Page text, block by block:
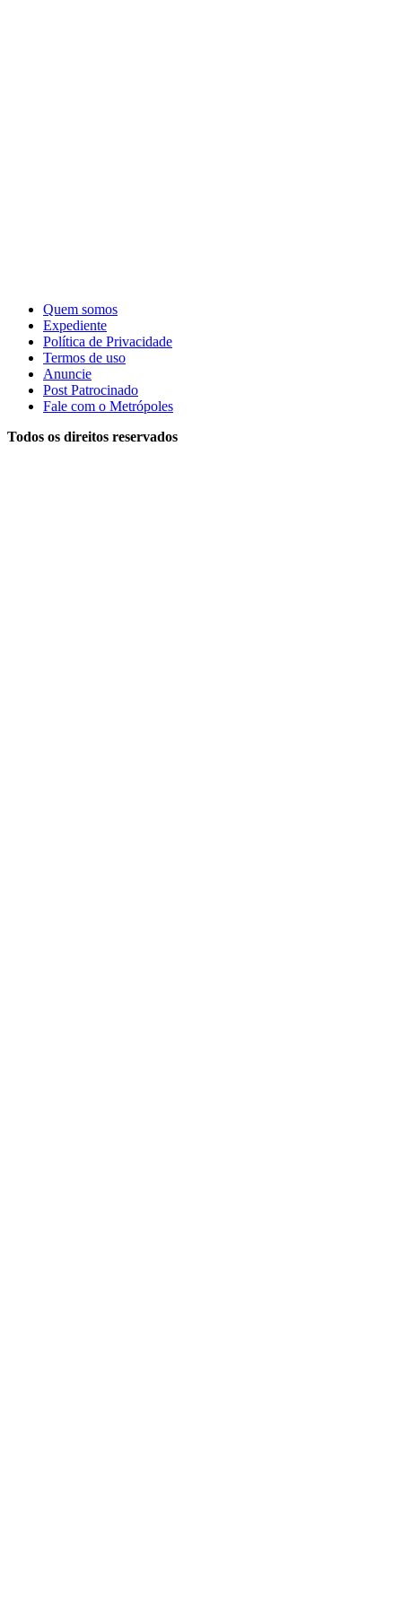
Quem somos
Expediente
Política de Privacidade
Termos de uso
Anuncie
Post Patrocinado
Fale com o Metrópoles
Todos os direitos reservados